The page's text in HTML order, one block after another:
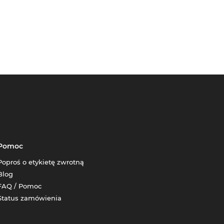
o etykietę zwrotną
/ Pomoc
zamówienia